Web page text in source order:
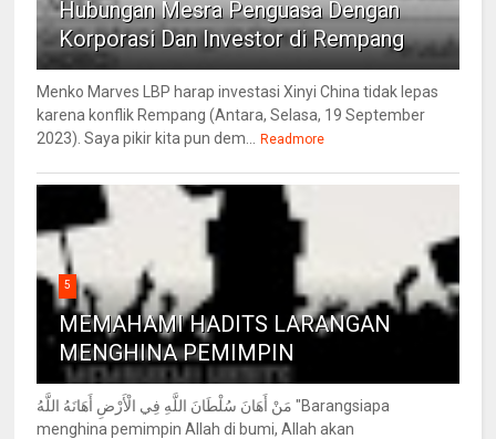
Hubungan Mesra Penguasa Dengan
Korporasi Dan Investor di Rempang
Menko Marves LBP harap investasi Xinyi China tidak lepas
karena konflik Rempang (Antara, Selasa, 19 September
2023). Saya pikir kita pun dem...
Readmore
5
MEMAHAMI HADITS LARANGAN
MENGHINA PEMIMPIN
مَنْ أَهَانَ سُلْطَانَ اللَّهِ فِي الْأَرْضِ أَهَانَهُ اللَّهُ "Barangsiapa
menghina pemimpin Allah di bumi, Allah akan